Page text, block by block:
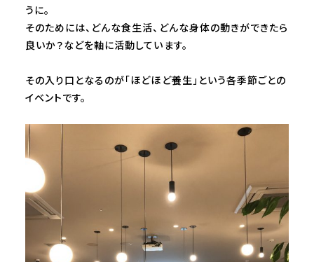
うに。
そのためには、どんな食生活、どんな身体の動きができたら
良いか？などを軸に活動しています。
その入り口となるのが「ほどほど養生」という各季節ごとの
イベントです。